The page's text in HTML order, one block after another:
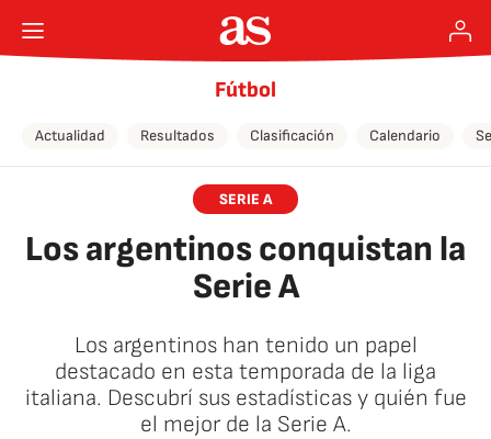
Fútbol
Actualidad Resultados Clasificación Calendario
SERIE A
Los argentinos conquistan la
Serie A
Los argentinos han tenido un papel
destacado en esta temporada de la liga
italiana. Descubrí sus estadísticas y quién fue
el mejor de la Serie A.